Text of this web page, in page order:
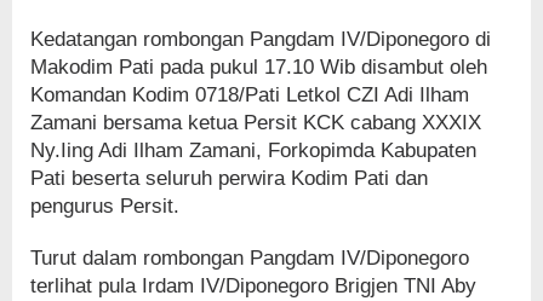
Kedatangan rombongan Pangdam IV/Diponegoro di
Makodim Pati pada pukul 17.10 Wib disambut oleh
Komandan Kodim 0718/Pati Letkol CZI Adi Ilham
Zamani bersama ketua Persit KCK cabang XXXIX
Ny.Iing Adi Ilham Zamani, Forkopimda Kabupaten
Pati beserta seluruh perwira Kodim Pati dan
pengurus Persit.
Turut dalam rombongan Pangdam IV/Diponegoro
terlihat pula Irdam IV/Diponegoro Brigjen TNI Aby